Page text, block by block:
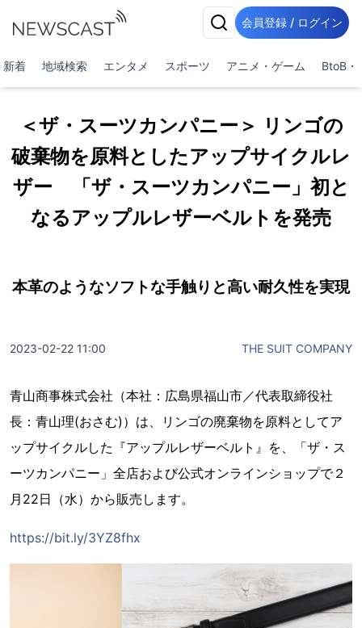
会員登録 / ログイン
新着 地域検索 エンタメ スポーツ アニメ・ゲーム BtoB・
＜ザ・スーツカンパニー＞ リンゴの
破棄物を原料としたアップサイクルレ
ザー 「ザ・スーツカンパニー」初と
なるアップルレザーベルトを発売
本革のようなソフトな手触りと高い耐久性を実現
2023-02-22 11:00 THE SUIT COMPANY
青山商事株式会社（本社：広島県福山市／代表取締役社
長：青山理(おさむ)）は、リンゴの廃棄物を原料としてア
ップサイクルした『アップルレザーベルト』を、「ザ・ス
ーツカンパニー」全店および公式オンラインショップで２
月22日（水）から販売します。
https://bit.ly/3YZ8fhx